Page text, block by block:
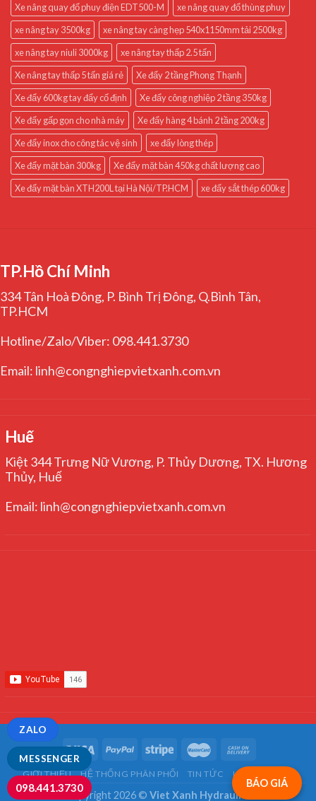
Xe nâng quay đổ phuy điện EDT500-M
xe nâng quay đổ thùng phuy
xe nâng tay 3500kg
xe nâng tay càng hẹp 540x1150mm tải 2500kg
xe nâng tay niuli 3000kg
xe nâng tay thấp 2.5 tấn
Xe nâng tay thấp 5 tấn giá rẻ
Xe đẩy 2 tầng Phong Thạnh
Xe đẩy 600kg tay đẩy cố định
Xe đẩy công nghiệp 2 tầng 350kg
Xe đẩy gấp gọn cho nhà máy
Xe đẩy hàng 4 bánh 2 tầng 200kg
Xe đẩy inox cho công tác vệ sinh
xe đẩy lòng thép
Xe đẩy mặt bàn 300kg
Xe đẩy mặt bàn 450kg chất lượng cao
Xe đẩy mặt bàn XTH200L tại Hà Nội/TP.HCM
xe đẩy sắt thép 600kg
TP.Hồ Chí Minh
334 Tân Hoà Đông, P. Bình Trị Đông, Q.Bình Tân,
TP.HCM
Hotline/Zalo/Viber: 098.441.3730
Email: linh@congnghiepvietxanh.com.vn
Huế
Kiệt 344 Trưng Nữ Vương, P. Thủy Dương, TX. Hương
Thủy, Huế
Email: linh@congnghiepvietxanh.com.vn
BÁO GIÁ
GIỚI THIỆU HỆ THỐNG PHÂN PHỐI TIN TỨC LIÊN HỆ
Copyright 2026 © Viet Xanh Hydraulics
MESSENGER
ZALO
098.441.3730